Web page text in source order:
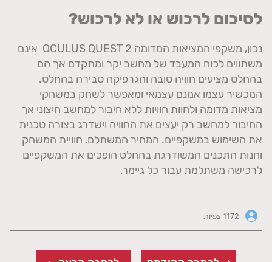
לסיכום לרכוש או לא לרכוש?
נכון, משקפי המציאות המדומה OCULUS QUEST 2 אינם
משתווים לכוח המעבד של מחשב יקר ומתקדם אך הם
בהחלט מציעים חוויה טובה והגרפיקה סבירה בהחלט.
המכשיר עצמו אמנם עצמאי ומאפשר לשחק במשחקי
מציאות מדומה ולחוות חוויות ללא חיבור למחשב חיצוני אך
החיבור למחשב רק יעצים את החוויה וישדרג בצורה טכנית
את השימוש במשקפיים. המחיר המשתלם, חוויית המשחק
וחנות התכנים המשודרגת בהחלט הופכים את המשקפיים
לרכישה משתלמת עבור כל גיימר.